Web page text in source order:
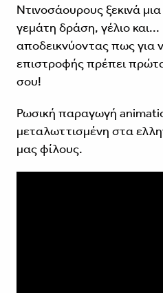
Ντινοσάουρους ξεκινά
γεμάτη δράση, γέλιο
αποδεικνύοντας πως για
επιστροφής πρέπει
σου!
Ρωσική παραγωγή
μεταλωττισμένη στα
μας φίλους.